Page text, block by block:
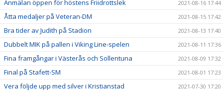
Anmälan öppen för höstens Friidrottslek 2021-08-16 17:44
Åtta medaljer på Veteran-DM 2021-08-15 17:42
Bra tider av Judith på Stadion 2021-08-13 17:40
Dubbelt MIK på pallen i Viking Line-spelen 2021-08-11 17:36
Fina framgångar i Västerås och Sollentuna 2021-08-09 17:32
Final på Stafett-SM 2021-08-01 17:23
Vera följde upp med silver i Kristianstad 2021-07-30 17:20